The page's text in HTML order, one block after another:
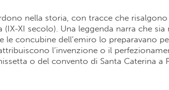
nella storia, con tracce che risalgono
XI secolo). Una leggenda narra che sia
le concubine dell’emiro lo preparavano
l’invenzione o il
o del convento di Santa Caterina a